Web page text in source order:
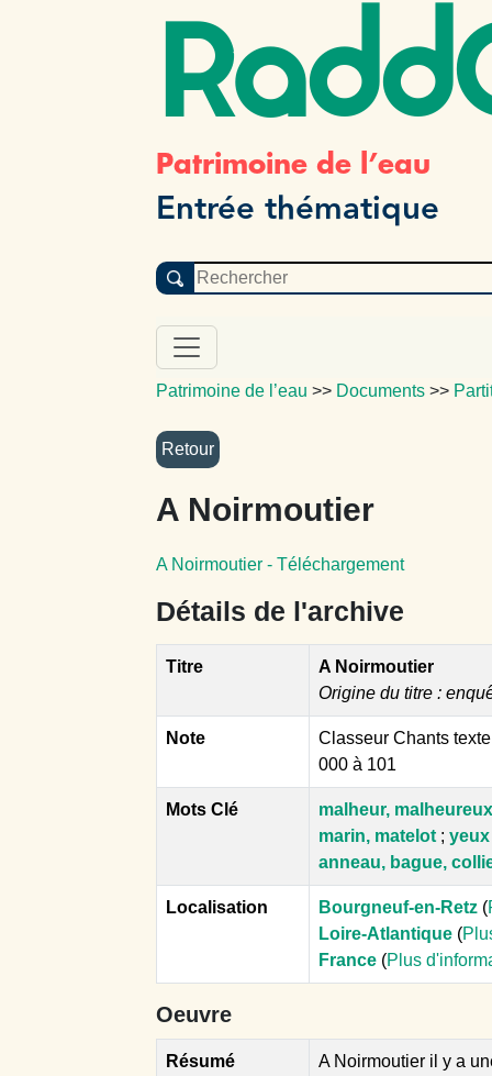
Patrimoine de l’eau
Entrée thématique
Patrimoine de l’eau >> Documents >>
A Noirmoutier
A Noirmoutier - Téléchargement
Détails de l'archive
Titre
A Noirmoutier
Origine du titre :
Note
Classeur Chants
000 à 101
Mots Clé
malheur,
marin, matelot ; yeux
anneau, bague,
Localisation Bourgneuf-en-Retz (
Loire-Atlantique (
France (Plus
Oeuvre
Résumé
A Noirmoutier il y a